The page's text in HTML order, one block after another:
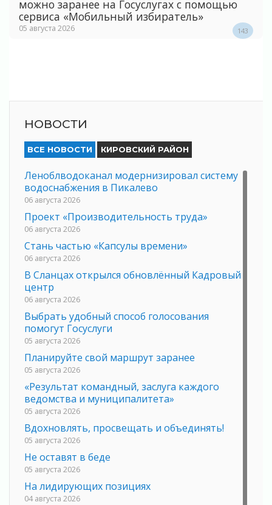
можно заранее на Госуслугах с помощью
сервиса «Мобильный избиратель»
05 августа 2026 143
НОВОСТИ
ВСЕ НОВОСТИ КИРОВСКИЙ РАЙОН
Леноблводоканал модернизировал систему
водоснабжения в Пикалево
06 августа 2026
Проект «Производительность труда»
06 августа 2026
Стань частью «Капсулы времени»
06 августа 2026
В Сланцах открылся обновлённый Кадровый
центр
06 августа 2026
Выбрать удобный способ голосования
помогут Госуслуги
05 августа 2026
Планируйте свой маршрут заранее
05 августа 2026
«Результат командный, заслуга каждого
ведомства и муниципалитета»
05 августа 2026
Вдохновлять, просвещать и объединять!
05 августа 2026
Не оставят в беде
05 августа 2026
На лидирующих позициях
04 августа 2026